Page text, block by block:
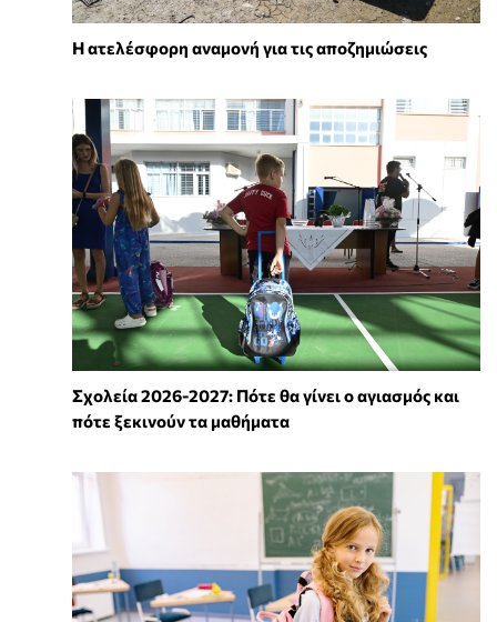
Η ατελέσφορη αναμονή για τις αποζημιώσεις
Σχολεία 2026-2027: Πότε θα γίνει ο αγιασμός και
πότε ξεκινούν τα μαθήματα